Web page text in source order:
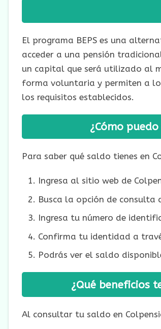
El programa BEPS es una
acceder a una pensión
un capital que será utilizado al
forma voluntaria y permiten a
los requisitos establecidos.
¿Cómo
Para saber qué saldo tienes en
Ingresa al sitio web de
Busca la opción de consulta
Ingresa tu número de
Confirma tu identidad a
Podrás ver el saldo
¿Qué beneficios
Al consultar tu saldo en